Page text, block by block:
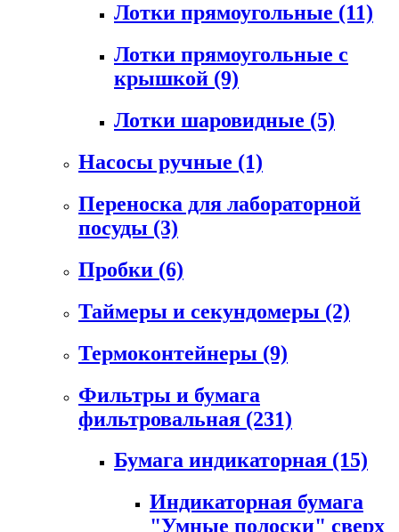
Лотки прямоугольные (11)
Лотки прямоугольные с
крышкой (9)
Лотки шаровидные (5)
Насосы ручные (1)
Переноска для лабораторной
посуды (3)
Пробки (6)
Таймеры и секундомеры (2)
Термоконтейнеры (9)
Фильтры и бумага
фильтровальная (231)
Бумага индикаторная (15)
Индикаторная бумага
"Умные полоски" сверх